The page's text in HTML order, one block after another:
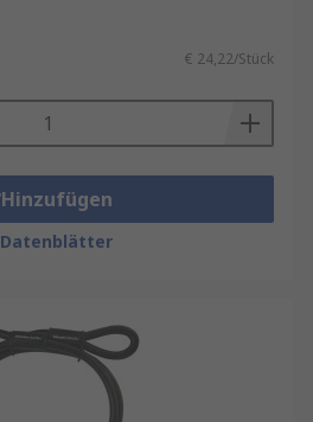
€ 24,22/Stück
Hinzufügen
Datenblätter